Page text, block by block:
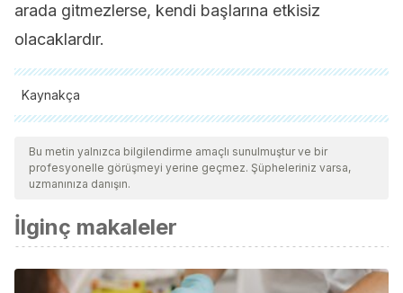
arada gitmezlerse, kendi başlarına etkisiz
olacaklardır.
Kaynakça
Tüm alıntı yapılan kaynaklar, kalitelerini, güvenilirliklerini,
güncelliklerini ve geçerliliklerini sağlamak için ekibimiz
tarafından derinlemesine incelendi. Bu makalenin bibliyografisi
kabul edildi.
Candy, D., & Belsey, J. (2009). Macrogol (polyethylene
glycol) laxatives in children with functional constipation and
Bu metin yalnızca bilgilendirme amaçlı sunulmuştur ve bir
profesyonelle görüşmeyi yerine geçmez. Şüpheleriniz varsa,
uzmanınıza danışın.
İlginç makaleler